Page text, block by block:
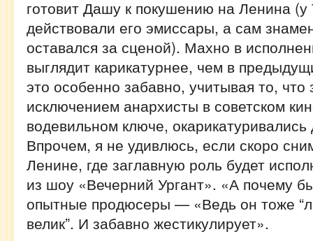
готовит Дашу к покушению на Ленина (у
действовали его эмиссары, а сам
оставался за сценой). Махно в
выглядит карикатурнее, чем в
это особенно забавно, учитывая то, что
исключением анархисты в советском
водевильном ключе,
Впрочем, я не удивлюсь, если скоро
Ленине, где заглавную роль будет
из шоу «Вечерний Ургант». «А почему
опытные продюсеры — «Ведь он тоже
велик”. И забавно жестикулирует».